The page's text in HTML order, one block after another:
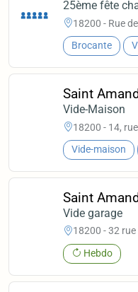
25ème fête
18200 - Rue
Brocante
Saint
Vide-Maison
18200 - 14,
Vide-maison
Saint
Vide garage
18200 - 32
Hebdo